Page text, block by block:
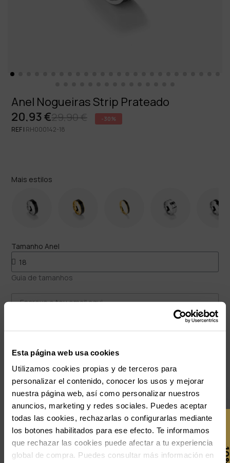
Esta página web usa cookies
Utilizamos cookies propias y de terceros para
personalizar el contenido, conocer los usos y mejorar
nuestra página web, así como personalizar nuestros
anuncios, marketing y redes sociales. Puedes aceptar
todas las cookies, rechazarlas o configurarlas mediante
los botones habilitados para ese efecto. Te informamos
que rechazar las cookies puede afectar a tu experiencia
global de compra. Puedes consultar más información en
Anel Nogueiras Strip Prateado
29,90 €
20,93 € -30%
REF | RH000142-18
Mais estilos
Tamanho Anel
Guia de tamanhos
Aceito receber um e-mail de disponibilidade e outros conteúdos
personalizados. Confirmo que li e aceito aPolítica de Privacidade.
AVISA-ME QUANDO ESTIVER DISPONÍVEL
ADICIONAR AO CARRINHO
Pagamento seguro
Envio Gratuito
Devoluções gratuitas
Garantia 3 anos
Aço inoxidável | Hipoalergénico
-10% PARA TI
E recebe novidades e acesso a vantagens
exclusivas no teu e-mail.